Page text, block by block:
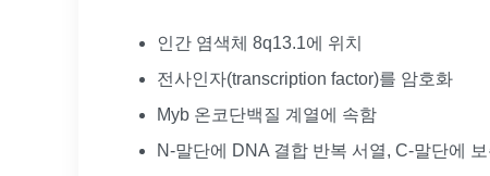
인간 염색체 8q13.1에 위치
전사인자(transcription factor)를 암호화
Myb 온코단백질 계열에 속함
N-말단에 DNA 결합 반복 서열, C-말단에